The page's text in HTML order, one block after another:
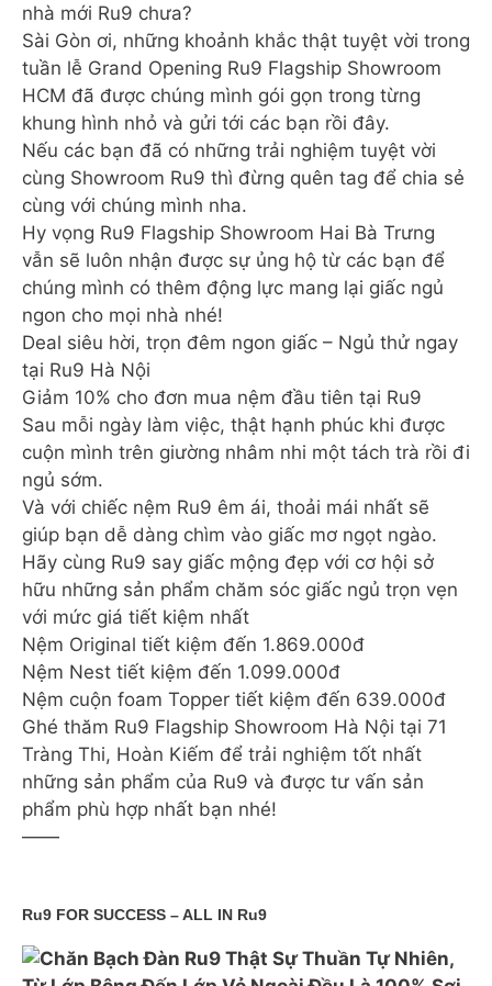
nhà mới Ru9 chưa?
Sài Gòn ơi, những khoảnh khắc thật tuyệt vời trong
tuần lễ Grand Opening Ru9 Flagship Showroom
HCM đã được chúng mình gói gọn trong từng
khung hình nhỏ và gửi tới các bạn rồi đây.
Nếu các bạn đã có những trải nghiệm tuyệt vời
cùng Showroom Ru9 thì đừng quên tag để chia sẻ
cùng với chúng mình nha.
Hy vọng Ru9 Flagship Showroom Hai Bà Trưng
vẫn sẽ luôn nhận được sự ủng hộ từ các bạn để
chúng mình có thêm động lực mang lại giấc ngủ
ngon cho mọi nhà nhé!
Deal siêu hời, trọn đêm ngon giấc – Ngủ thử ngay
tại Ru9 Hà Nội
Giảm 10% cho đơn mua nệm đầu tiên tại Ru9
Sau mỗi ngày làm việc, thật hạnh phúc khi được
cuộn mình trên giường nhâm nhi một tách trà rồi đi
ngủ sớm.
Và với chiếc nệm Ru9 êm ái, thoải mái nhất sẽ
giúp bạn dễ dàng chìm vào giấc mơ ngọt ngào.
Hãy cùng Ru9 say giấc mộng đẹp với cơ hội sở
hữu những sản phẩm chăm sóc giấc ngủ trọn vẹn
với mức giá tiết kiệm nhất
Nệm Original tiết kiệm đến 1.869.000đ
Nệm Nest tiết kiệm đến 1.099.000đ
Nệm cuộn foam Topper tiết kiệm đến 639.000đ
Ghé thăm Ru9 Flagship Showroom Hà Nội tại 71
Tràng Thi, Hoàn Kiếm để trải nghiệm tốt nhất
những sản phẩm của Ru9 và được tư vấn sản
phẩm phù hợp nhất bạn nhé!
——
Ru9 FOR SUCCESS – ALL IN Ru9